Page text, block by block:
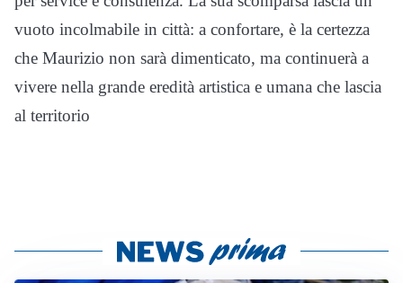
vuoto incolmabile in città: a confortare, è la certezza
che Maurizio non sarà dimenticato, ma continuerà a
vivere nella grande eredità artistica e umana che lascia
al territorio